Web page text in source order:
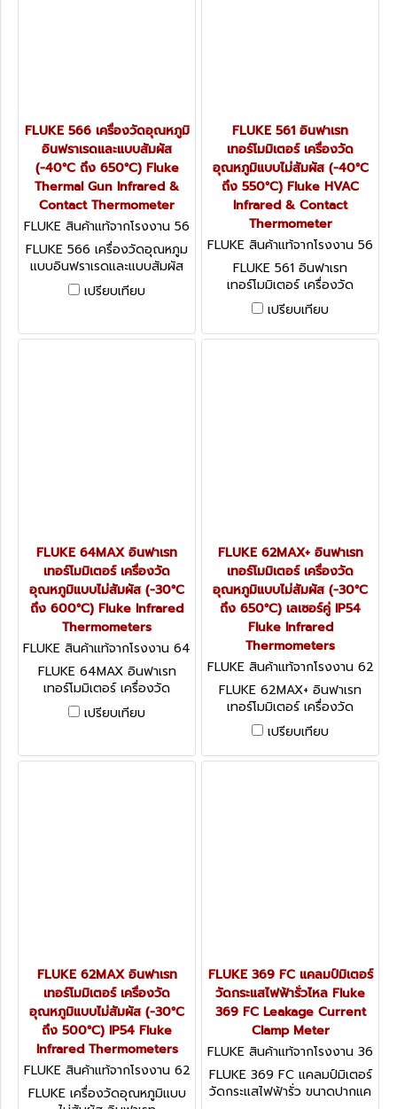
FLUKE 566 เครื่องวัดอุณหภูมิ
อินฟราเรดและแบบสัมผัส
(-40°C ถึง 650°C) Fluke
Thermal Gun Infrared &
Contact Thermometer
FLUKE สินค้าแท้จากโรงงาน 56
6
FLUKE 566 เครื่องวัดอุณหภูม
แบบอินฟราเรดและแบบสัมผัส
ย่านวัด -40°C ถึง 650°C
(40°F ถึง 1202°F) ค่า
อัตราส่วน 30 : 1 (ฟลุ๊ค) Fluke
เปรียบเทียบ
FLUKE 561 อินฟาเรท
เทอร์โมมิเตอร์ เครื่องวัด
อุณหภูมิแบบไม่สัมผัส (-40°C
ถึง 550°C) Fluke HVAC
Infrared & Contact
Thermometer
FLUKE สินค้าแท้จากโรงงาน 56
1
FLUKE 561 อินฟาเรท
เทอร์โมมิเตอร์ เครื่องวัด
อุณหภูมิแบบไม่สัมผัส (-40°C
ถึง 550°C) Fluke HVAC
Infrared & Contact
เปรียบเทียบ
FLUKE 64MAX อินฟาเรท
เทอร์โมมิเตอร์ เครื่องวัด
อุณหภูมิแบบไม่สัมผัส (-30°C
ถึง 600°C) Fluke Infrared
Thermometers
FLUKE สินค้าแท้จากโรงงาน 64
MAX
FLUKE 64MAX อินฟาเรท
เทอร์โมมิเตอร์ เครื่องวัด
อุณหภูมิแบบไม่สัมผัส (-30°C
ถึง 600°C) Fluke Infrared
เปรียบเทียบ
FLUKE 62MAX+ อินฟาเรท
เทอร์โมมิเตอร์ เครื่องวัด
อุณหภูมิแบบไม่สัมผัส (-30°C
ถึง 650°C) เลเซอร์คู่ IP54
Fluke Infrared
Thermometers
FLUKE สินค้าแท้จากโรงงาน 62
MAX+
FLUKE 62MAX+ อินฟาเรท
เทอร์โมมิเตอร์ เครื่องวัด
อุณหภูมิแบบไม่สัมผัส (-30°C
ถึง 650°C) เลเซอร์คู่ IP54
Fluke Infrared
เปรียบเทียบ
FLUKE 62MAX อินฟาเรท
เทอร์โมมิเตอร์ เครื่องวัด
อุณหภูมิแบบไม่สัมผัส (-30°C
ถึง 500°C) IP54 Fluke
Infrared Thermometers
FLUKE สินค้าแท้จากโรงงาน 62
MAX
FLUKE เครื่องวัดอุณหภูมิแบบ
FLUKE 369 FC แคลมป์มิเตอร์
วัดกระแสไฟฟ้ารั่วไหล Fluke
369 FC Leakage Current
Clamp Meter
FLUKE สินค้าแท้จากโรงงาน 36
9 FC
FLUKE 369 FC แคลมป์มิเตอร์
วัดกระแสไฟฟ้ารั่ว ขนาดปากแค